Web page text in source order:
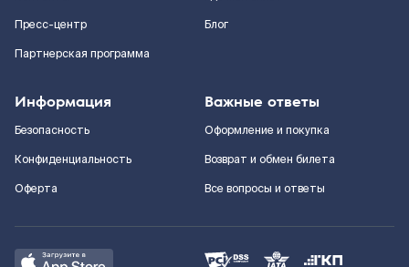
Пресс-центр
Партнерская программа
Блог
Информация
Безопасность
Конфиденциальность
Оферта
Важные ответы
Оформление и покупка
Возврат и обмен билета
Все вопросы и ответы